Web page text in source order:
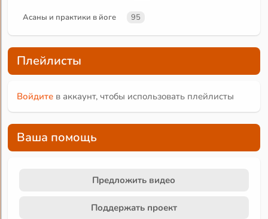
Асаны и практики в йоге 95
Плейлисты
Войдите в аккаунт, чтобы использовать плейлисты
Ваша помощь
Предложить видео
Поддержать проект